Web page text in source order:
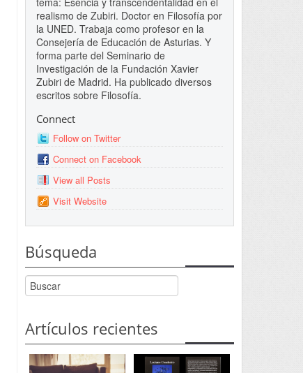
realismo de Zubiri. Doctor en Filosofía por
la UNED. Trabaja como profesor en la
Consejería de Educación de Asturias. Y
forma parte del Seminario de
Investigación de la Fundación Xavier
Zubiri de Madrid. Ha publicado diversos
escritos sobre Filosofía.
Connect
Follow on Twitter
Connect on Facebook
View all Posts
Visit Website
Búsqueda
Artículos recientes